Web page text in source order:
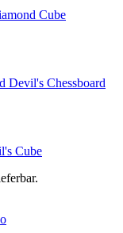
Cube
Devil's Chessboard
Cube